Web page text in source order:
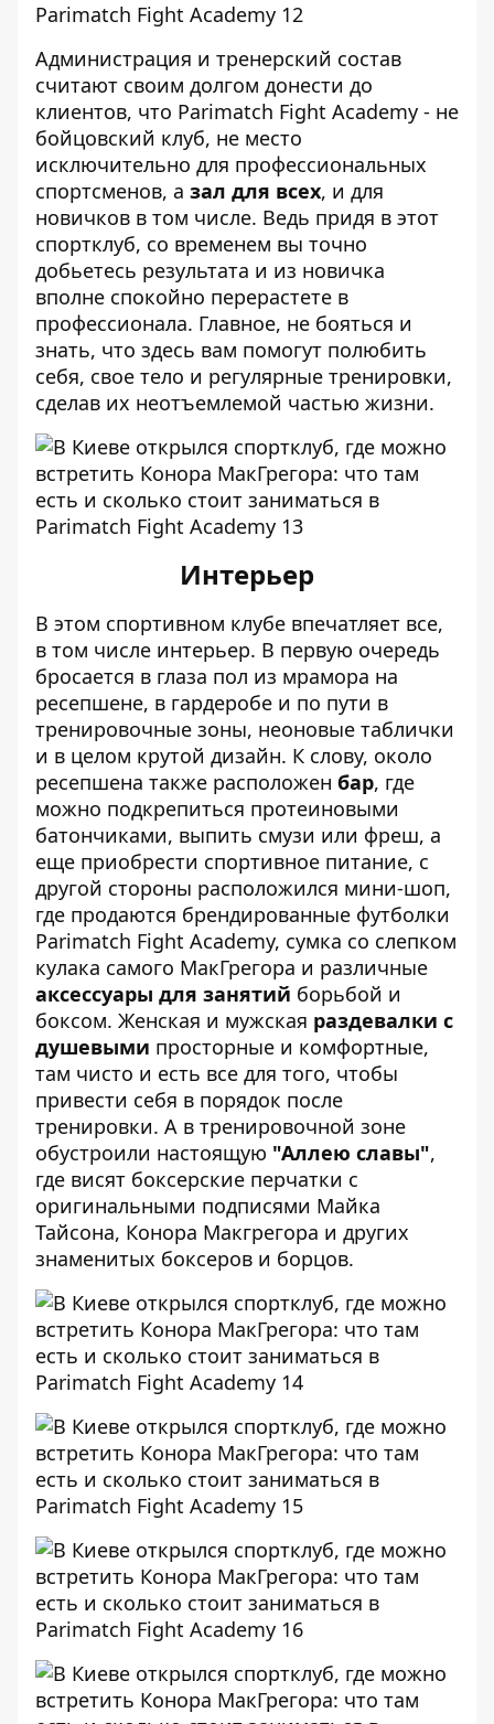
Администрация и тренерский состав
считают своим долгом донести до
клиентов, что Parimatch Fight Academy - не
бойцовский клуб, не место
исключительно для профессиональных
спортсменов, а зал для всех, и для
новичков в том числе. Ведь придя в этот
спортклуб, со временем вы точно
добьетесь результата и из новичка
вполне спокойно перерастете в
профессионала. Главное, не бояться и
знать, что здесь вам помогут полюбить
себя, свое тело и регулярные тренировки,
сделав их неотъемлемой частью жизни.
Интерьер
В этом спортивном клубе впечатляет все,
в том числе интерьер. В первую очередь
бросается в глаза пол из мрамора на
ресепшене, в гардеробе и по пути в
тренировочные зоны, неоновые таблички
и в целом крутой дизайн. К слову, около
ресепшена также расположен бар, где
можно подкрепиться протеиновыми
батончиками, выпить смузи или фреш, а
еще приобрести спортивное питание, с
другой стороны расположился мини-шоп,
где продаются брендированные футболки
Parimatch Fight Academy, сумка со слепком
кулака самого МакГрегора и различные
аксессуары для занятий борьбой и
боксом. Женская и мужская раздевалки с
душевыми просторные и комфортные,
там чисто и есть все для того, чтобы
привести себя в порядок после
тренировки. А в тренировочной зоне
обустроили настоящую "Аллею славы",
где висят боксерские перчатки с
оригинальными подписями Майка
Тайсона, Конора Макгрегора и других
знаменитых боксеров и борцов.